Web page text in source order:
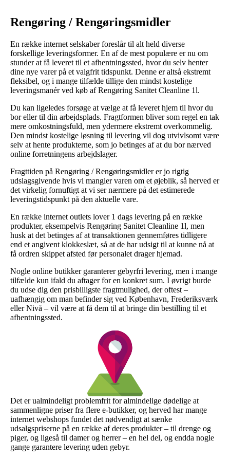
Rengøring / Rengøringsmidler
En række internet selskaber foreslår til alt held diverse
forskellige leveringsformer. En af de mest populære er nu om
stunder at få leveret til et afhentningssted, hvor du selv henter
dine nye varer på et valgfrit tidspunkt. Denne er altså ekstremt
fleksibel, og i mange tilfælde tillige den mindst kostelige
leveringsmanér ved køb af Rengøring Sanitet Cleanline 1l.
Du kan ligeledes forsøge at vælge at få leveret hjem til hvor du
bor eller til din arbejdsplads. Fragtformen bliver som regel en tak
mere omkostningsfuld, men ydermere ekstremt overkommelig.
Den mindst kostelige løsning til levering vil dog utvivlsomt være
selv at hente produkterne, som jo betinges af at du bor nærved
online forretningens arbejdslager.
Fragttiden på Rengøring / Rengøringsmidler er jo rigtig
udslagsgivende hvis vi mangler varen om et øjeblik, så herved er
det virkelig fornuftigt at vi ser nærmere på det estimerede
leveringstidspunkt på den aktuelle vare.
En række internet outlets lover 1 dags levering på en række
produkter, eksempelvis Rengøring Sanitet Cleanline 1l, men
husk at det betinges af at transaktionen gennemføres tidligere
end et angivent klokkeslæt, så at de har udsigt til at kunne nå at
få ordren skippet afsted før personalet drager hjemad.
Nogle online butikker garanterer gebyrfri levering, men i mange
tilfælde kun ifald du aftager for en konkret sum. I øvrigt burde
du udse dig den prisbilligste fragtmulighed, der oftest –
uafhængig om man befinder sig ved København, Frederiksværk
eller Nivå – vil være at få dem til at bringe din bestilling til et
afhentningssted.
Det er ualmindeligt problemfrit for almindelige dødelige at
sammenligne priser fra flere e-butikker, og herved har mange
internet webshops fundet det nødvendigt at sænke
udsalgspriserne på en række af deres produkter – til drenge og
piger, og ligeså til damer og herrer – en hel del, og endda nogle
gange garantere levering uden gebyr.